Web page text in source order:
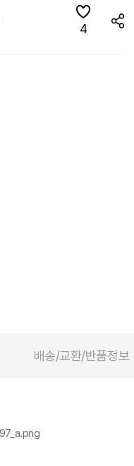
4
배송/교환/반품정보